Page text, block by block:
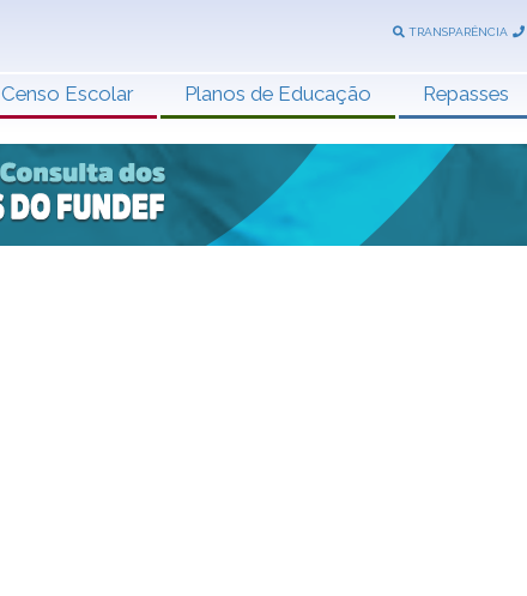
TRANSPARÊNCIA
Censo Escolar Planos de Educação Repasses